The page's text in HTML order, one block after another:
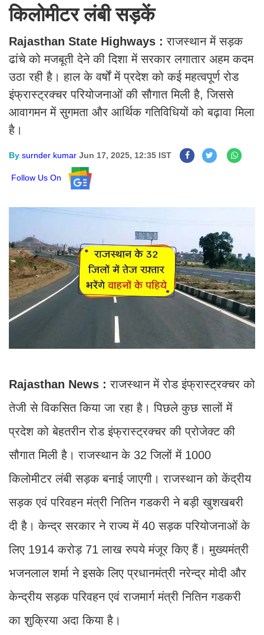
किलोमीटर लंबी सड़कें
Rajasthan State Highways :राजस्थान में सड़क
ढांचे को मजबूती देने की दिशा में सरकार लगातार अहम कदम
उठा रही है। हाल के वर्षों में प्रदेश को कई महत्वपूर्ण रोड
इंफ्रास्ट्रक्चर परियोजनाओं की सौगात मिली है, जिससे
आवागमन में सुगमता और आर्थिक गतिविधियों को बढ़ावा मिला
है।
By surnder kumar Jun 17, 2025, 12:35 IST
Follow Us On
Rajasthan News : राजस्थान में रोड इंफ्रास्ट्रक्चर को
तेजी से विकसित किया जा रहा है। पिछले कुछ सालों में
प्रदेश को बेहतरीन रोड इंफ्रास्ट्रक्चर की प्रोजेक्ट की
सौगात मिली है। राजस्थान के 32 जिलों में 1000
किलोमीटर लंबी सड़क बनाई जाएगी। राजस्थान को केंद्रीय
सड़क एवं परिवहन मंत्री नितिन गडकरी ने बड़ी खुशखबरी
दी है। केन्द्र सरकार ने राज्य में 40 सड़क परियोजनाओं के
लिए 1914 करोड़ 71 लाख रुपये मंजूर किए हैं। मुख्यमंत्री
भजनलाल शर्मा ने इसके लिए प्रधानमंत्री नरेन्द्र मोदी और
केन्द्रीय सड़क परिवहन एवं राजमार्ग मंत्री नितिन गडकरी
का शुक्रिया अदा किया है।